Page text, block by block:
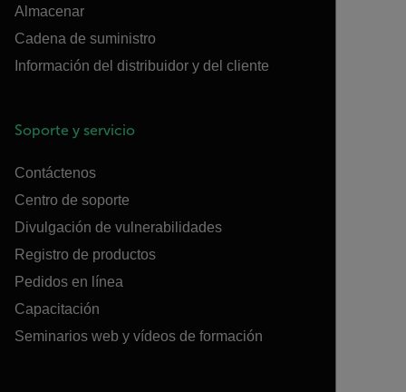
Almacenar
Cadena de suministro
Información del distribuidor y del cliente
Soporte y servicio
Contáctenos
Centro de soporte
Divulgación de vulnerabilidades
Registro de productos
Pedidos en línea
Capacitación
Seminarios web y vídeos de formación